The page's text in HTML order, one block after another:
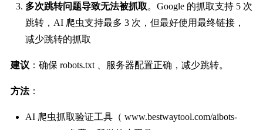
多次跳转问题导致无法被抓取。Google 的抓取支持 5 次
跳转，AI 爬虫支持最多 3 次，但最好使用最终链接，
减少跳转的抓取
建议 ：确保 robots.txt 、服务器配置正确，减少跳转。
方法：
AI 爬虫抓取验证工具（ www.bestwaytool.com/aibots-